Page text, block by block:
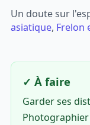
Un doute sur
asiatique, Frelon
✓ À faire
Garder ses